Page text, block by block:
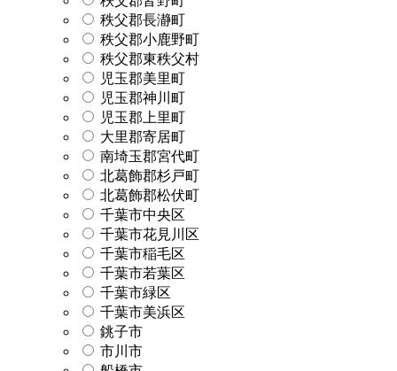
秩父郡長瀞町
秩父郡小鹿野町
秩父郡東秩父村
児玉郡美里町
児玉郡神川町
児玉郡上里町
大里郡寄居町
南埼玉郡宮代町
北葛飾郡杉戸町
北葛飾郡松伏町
千葉市中央区
千葉市花見川区
千葉市稲毛区
千葉市若葉区
千葉市緑区
千葉市美浜区
銚子市
市川市